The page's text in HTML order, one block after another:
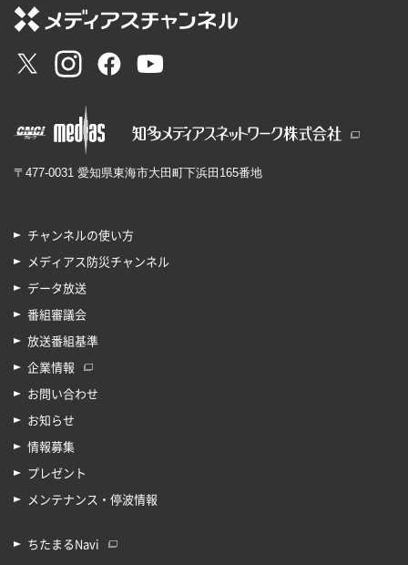
〒477-0031 愛知県東海市大田町下浜田165番地
チャンネルの使い方
メディアス防災チャンネル
データ放送
番組審議会
放送番組基準
企業情報
お問い合わせ
お知らせ
情報募集
プレゼント
メンテナンス・停波情報
ちたまるNavi